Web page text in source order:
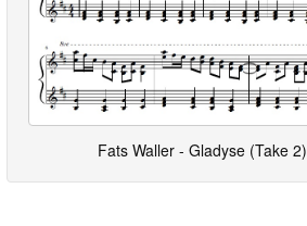
Fats Waller - Gladyse (Take 2)